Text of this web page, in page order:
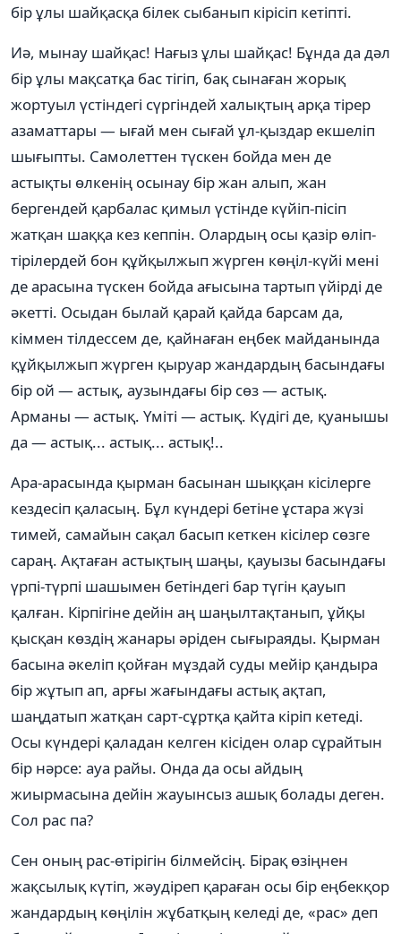
бір ұлы шайқасқа білек сыбанып кірісіп кетіпті.
Иә, мынау шайқас! Нағыз ұлы шайқас! Бұнда да дәл
бір ұлы мақсатқа бас тігіп, бақ сынаған жорық
жортуыл үстіндегі сүргіндей халықтың арқа тірер
азаматтары — ығай мен сығай ұл-қыздар екшеліп
шығыпты. Самолеттен түскен бойда мен де
астықты өлкенің осынау бір жан алып, жан
бергендей қарбалас қимыл үстінде күйіп-пісіп
жатқан шаққа кез кеппін. Олардың осы қазір өліп-
тірілердей бон құйқылжып жүрген көңіл-күйі мені
де арасына түскен бойда ағысына тартып үйірді де
әкетті. Осыдан былай қарай қайда барсам да,
кіммен тілдессем де, қайнаған еңбек майданында
құйқылжып жүрген қыруар жандардың басындағы
бір ой — астық, аузындағы бір сөз — астық.
Арманы — астық. Үміті — астық. Күдігі де, қуанышы
да — астық... астық... астық!..
Ара-арасында қырман басынан шыққан кісілерге
кездесіп қаласың. Бұл күндері бетіне ұстара жүзі
тимей, самайын сақал басып кеткен кісілер сөзге
сараң. Ақтаған астықтың шаңы, қауызы басындағы
үрпі-түрпі шашымен бетіндегі бар түгін қауып
қалған. Кірпігіне дейін аң шаңылтақтанып, ұйқы
қысқан көздің жанары әріден сығыраяды. Қырман
басына әкеліп қойған мұздай суды мейір қандыра
бір жұтып ап, арғы жағындағы астық ақтап,
шаңдатып жатқан сарт-сұртқа қайта кіріп кетеді.
Осы күндері қаладан келген кісіден олар сұрайтын
бір нәрсе: ауа райы. Онда да осы айдың
жиырмасына дейін жауынсыз ашық болады деген.
Сол рас па?
Сен оның рас-өтірігін білмейсің. Бірақ өзіңнен
жақсылық күтіп, жәудіреп қараған осы бір еңбекқор
жандардың көңілін жұбатқың келеді де, «рас» деп